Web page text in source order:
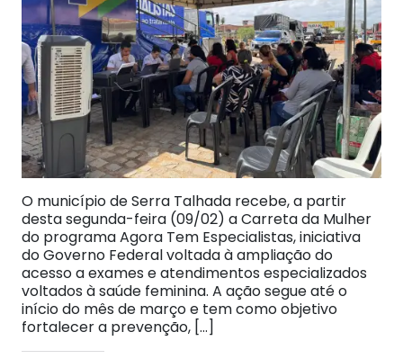
O município de Serra Talhada recebe, a partir
desta segunda-feira (09/02) a Carreta da Mulher
do programa Agora Tem Especialistas, iniciativa
do Governo Federal voltada à ampliação do
acesso a exames e atendimentos especializados
voltados à saúde feminina. A ação segue até o
início do mês de março e tem como objetivo
fortalecer a prevenção, […]